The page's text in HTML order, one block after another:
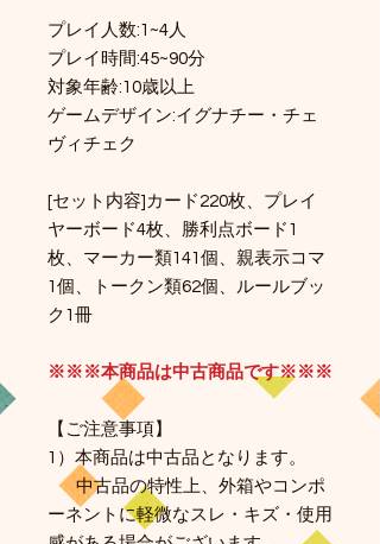
プレイ人数:1~4人
プレイ時間:45~90分
対象年齢:10歳以上
ゲームデザイン:イグナチー・チェ
ヴィチェク
[セット内容]カード220枚、プレイ
ヤーボード4枚、勝利点ボード1
枚、マーカー類141個、親表示コマ
1個、トークン類62個、ルールブッ
ク1冊
※※※本商品は中古商品です※※※
【ご注意事項】​
1）本商品は中古品となります。
中古品の特性上、外箱やコンポ
ーネントに軽微なスレ・キズ・使用